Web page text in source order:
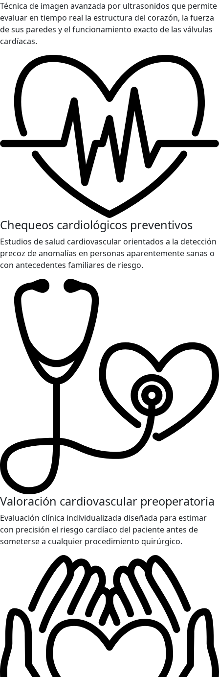
Técnica de imagen avanzada por ultrasonidos que permite
evaluar en tiempo real la estructura del corazón, la fuerza
de sus paredes y el funcionamiento exacto de las válvulas
cardíacas.
Chequeos cardiológicos preventivos
Estudios de salud cardiovascular orientados a la detección
precoz de anomalías en personas aparentemente sanas o
con antecedentes familiares de riesgo.
Valoración cardiovascular preoperatoria
Evaluación clínica individualizada diseñada para estimar
con precisión el riesgo cardíaco del paciente antes de
someterse a cualquier procedimiento quirúrgico.